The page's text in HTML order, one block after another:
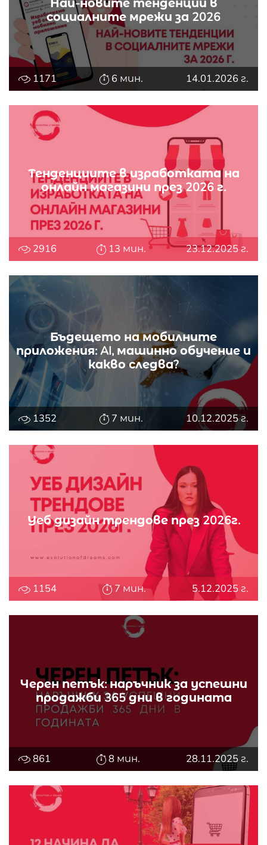
Най-новите тенденции в
социалните мрежи за 2026
1171 6 мин. 14.01.2026 г.
Тенденциите в изработката на
онлайн магазини през 2026 г.
2916 13 мин. 23.12.2025 г.
Бъдещето на мобилните
приложения: AI, машинно обучение и
какво следва?
1352 7 мин. 10.12.2025 г.
Уеб дизайн трендове през 2026г.
1154 7 мин. 5.12.2025 г.
Черен петък: наръчник за успешни
продажби 365 дни в годината
861 8 мин. 28.11.2025 г.